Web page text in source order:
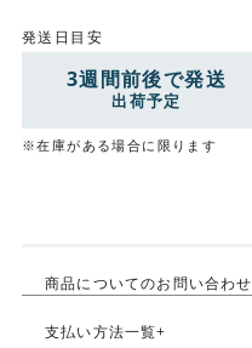
発送日目安
3週間前後で発送
出荷予定
※在庫がある場合に限ります
商品についてのお問い合わせ
支払い方法一覧+